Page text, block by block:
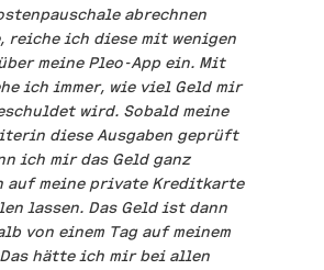
abrechnen
reiche ich diese mit wenigen
meine Pleo-App ein. Mit
ich immer, wie viel Geld mir
wird. Sobald meine
diese Ausgaben geprüft
ich mir das Geld ganz
auf meine private Kreditkarte
lassen. Das Geld ist dann
von einem Tag auf meinem
hätte ich mir bei allen